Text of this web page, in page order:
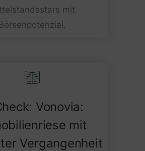
mit
Börsenpotenzial.
Vonovia:
mit
Vergangenheit